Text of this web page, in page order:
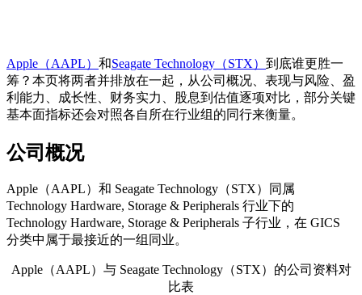
Apple（AAPL） 和Seagate Technology（STX） 到底谁更胜一
筹？本页将两者并排放在一起，从公司概况、表现与风险、盈
利能力、成长性、财务实力、股息到估值逐项对比，部分关键
基本面指标还会对照各自所在行业组的同行来衡量。
公司概况
Apple（AAPL）和 Seagate Technology（STX）同属
Technology Hardware, Storage & Peripherals 行业下的
Technology Hardware, Storage & Peripherals 子行业，在 GICS
分类中属于最接近的一组同业。
Apple（AAPL）与 Seagate Technology（STX）的公司资料对
比表